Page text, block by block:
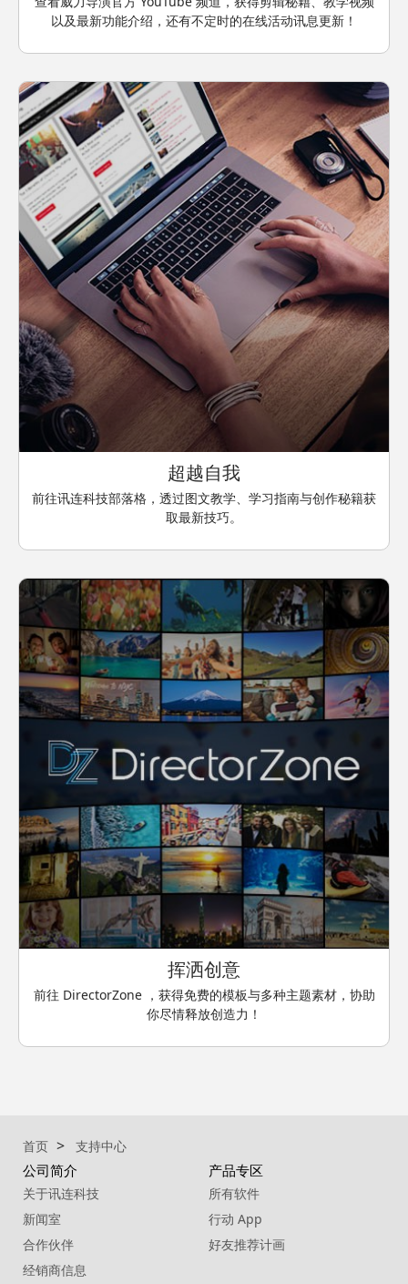
以及最新功能介绍，还有不定时的在线活动讯息更新！
超越自我
前往讯连科技部落格，透过图文教学、学习指南与创作秘籍获
取最新技巧。
挥洒创意
前往 DirectorZone ，获得免费的模板与多种主题素材，协助
你尽情释放创造力！
首页 支持中心
公司简介
关于讯连科技
新闻室
合作伙伴
经销商信息
产品专区
所有软件
行动 App
好友推荐计画